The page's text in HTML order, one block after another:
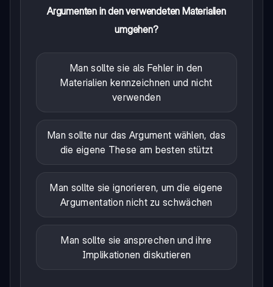
Argumenten in den verwendeten Materialien
umgehen?
Man sollte sie als Fehler in den
Materialien kennzeichnen und nicht
verwenden
Man sollte nur das Argument wählen, das
die eigene These am besten stützt
Man sollte sie ignorieren, um die eigene
Argumentation nicht zu schwächen
Man sollte sie ansprechen und ihre
Implikationen diskutieren